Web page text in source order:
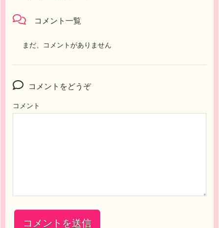
コメント一覧
まだ、コメントがありません
コメントをどうぞ
コメント